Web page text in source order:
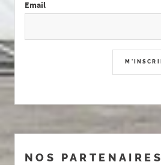
Email
NOS PARTENAIRES